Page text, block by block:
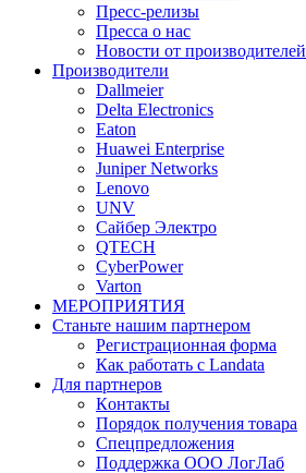
Пресс-релизы
Пресса о нас
Новости от производителей
Производители
Dallmeier
Delta Electronics
Eaton
Huawei Enterprise
Juniper Networks
Lenovo
UNV
Сайбер Электро
QTECH
CyberPower
Varton
МЕРОПРИЯТИЯ
Станьте нашим партнером
Регистрационная форма
Как работать с Landata
Для партнеров
Кoнтaкты
Порядок получения товара
Спецпредложения
Поддержка ООО ЛогЛаб